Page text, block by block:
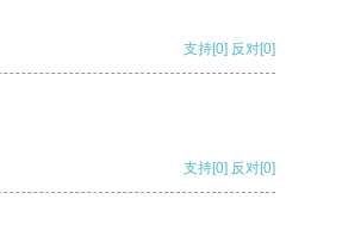
支持[0] 反对[0]
支持[0] 反对[0]